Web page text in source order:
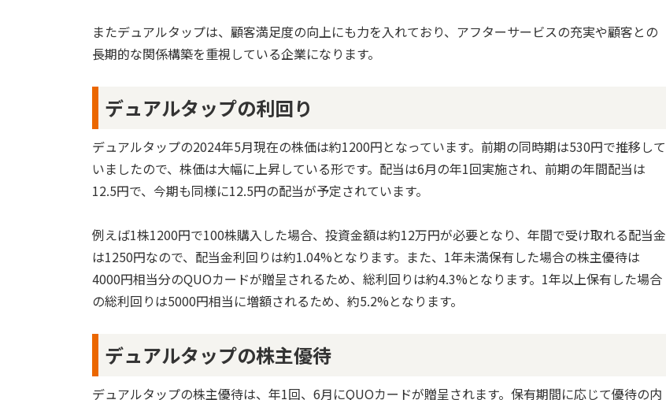
またデュアルタップは、顧客満足度の向上にも力を入れており、アフターサービスの充実や顧客との
長期的な関係構築を重視している企業になります。
デュアルタップの利回り
デュアルタップの2024年5月現在の株価は約1200円となっています。前期の同時期は530円で推移して
いましたので、株価は大幅に上昇している形です。配当は6月の年1回実施され、前期の年間配当は
12.5円で、今期も同様に12.5円の配当が予定されています。
例えば1株1200円で100株購入した場合、投資金額は約12万円が必要となり、年間で受け取れる配当金
は1250円なので、配当金利回りは約1.04%となります。また、1年未満保有した場合の株主優待は
4000円相当分のQUOカードが贈呈されるため、総利回りは約4.3%となります。1年以上保有した場合
の総利回りは5000円相当に増額されるため、約5.2%となります。
デュアルタップの株主優待
デュアルタップの株主優待は、年1回、6月にQUOカードが贈呈されます。保有期間に応じて優待の内